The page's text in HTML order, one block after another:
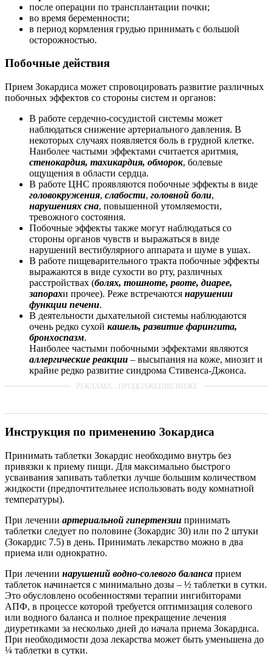
после операции по трансплантации почки;
во время беременности;
в период кормления грудью принимать с большой
осторожностью.
Побочные действия
Прием Зокардиса может спровоцировать развитие различных
побочных эффектов со стороны систем и органов:
В работе сердечно-сосудистой системы может
наблюдаться снижение артериального давления. В
некоторых случаях появляется боль в грудной клетке.
Наиболее частыми эффектами считается аритмия,
стенокардия, тахикардия, обморок, болевые
ощущения в области сердца.
В работе ЦНС проявляются побочные эффекты в виде
головокружения, слабости, головной боли,
нарушениях сна, повышенной утомляемости,
тревожного состояния.
Побочные эффекты также могут наблюдаться со
стороны органов чувств и выражаться в виде
нарушений вестибулярного аппарата и шуме в ушах.
В работе пищеварительного тракта побочные эффекты
выражаются в виде сухости во рту, различных
расстройствах (болях, тошноте, рвоте, диарее,
запорахи прочее). Реже встречаются нарушении
функции печени.
В деятельности дыхательной системы наблюдаются
очень редко сухой кашель, развитие фарингита,
бронхоспазм.
Наиболее частыми побочными эффектами являются
аллергические реакции – высыпания на коже, миозит и
крайне редко развитие синдрома Стивенса-Джонса.
Инструкция по применению Зокардиса
Принимать таблетки Зокардис необходимо внутрь без
привязки к приему пищи. Для максимально быстрого
усваивания запивать таблетки лучше большим количеством
жидкости (предпочтительнее использовать воду комнатной
температуры).
При лечении артериальной гипертензии принимать
таблетки следует по половине (Зокардис 30) или по 2 штуки
(Зокардис 7.5) в день. Принимать лекарство можно в два
приема или однократно.
При лечении нарушений водно-солевого баланса прием
таблеток начинается с минимально дозы – ½ таблетки в сутки.
Это обусловлено особенностями терапии ингибиторами
АПФ, в процессе которой требуется оптимизация солевого
или водного баланса и полное прекращение лечения
диуретиками за несколько дней до начала приема Зокардиса.
При необходимости доза лекарства может быть уменьшена до
¼ таблетки в сутки.